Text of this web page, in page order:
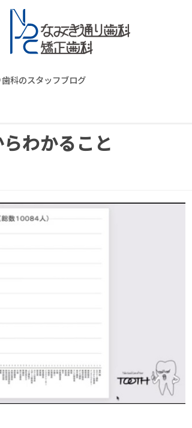
科のスタッフブログ
わかること